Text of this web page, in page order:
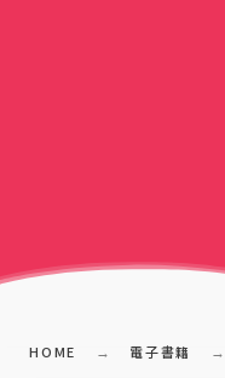
HOME 電子書籍